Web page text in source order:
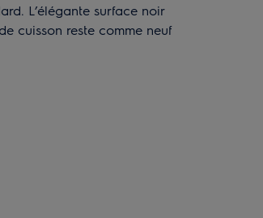
L’élégante surface noir
cuisson reste comme neuf